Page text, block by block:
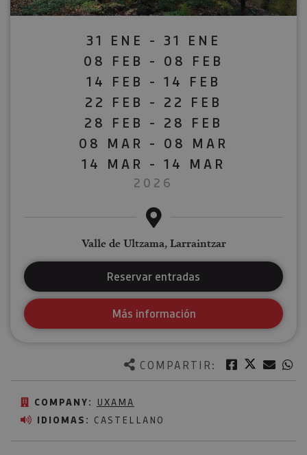
COMPARTIR: Facebook
Twitter
COMPANY: UXAMA
IDIOMAS: CASTELLANO
31 ENE - 31 ENE
08 FEB - 08 FEB
14 FEB - 14 FEB
22 FEB - 22 FEB
28 FEB - 28 FEB
08 MAR - 08 MAR
14 MAR - 14 MAR
2026
Valle de Ultzama, Larraintzar
Reservar entradas
Más información